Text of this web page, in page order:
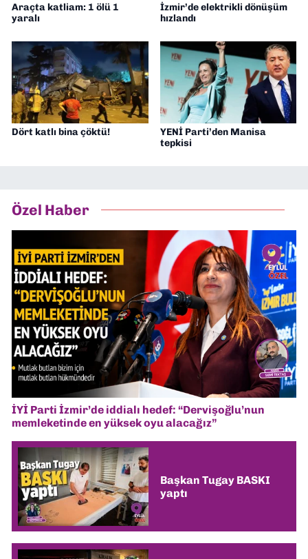
Araçta katliam: 1 ölü 1
yaralı
İzmir’de elektrikli dönüşüm
hızlandı
Dört katlı bina çöktü!
YENİ Parti’den Manisa
tepkisi
Özel Haber
İYİ Parti İzmir’de iddialı hedef: “Dervişoğlu’nun
memleketinde en yüksek oyu alacağız”
Başkan Tugay BASKI
yaptı